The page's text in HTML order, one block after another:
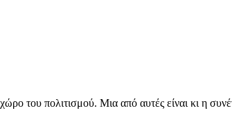
του πολιτισμού. Μια από αυτές είναι κι η